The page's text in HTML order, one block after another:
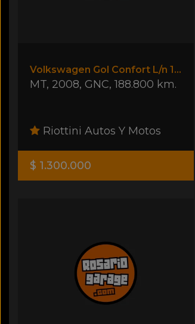
Volkswagen Gol Confort L/n 1.6 Gnc
MT, 2008, GNC, 188.800 km.
Riottini Autos Y Motos
$ 1.300.000